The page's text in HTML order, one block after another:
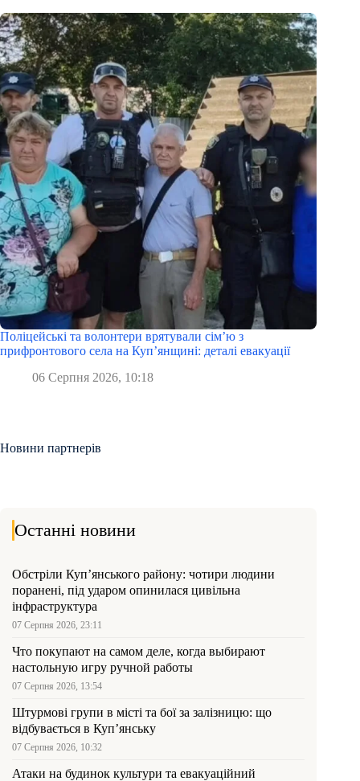
Поліцейські та волонтери врятували сім’ю з
прифронтового села на Куп’янщині: деталі евакуації
06 Серпня 2026, 10:18
Новини партнерів
Останні новини
Обстріли Куп’янського району: чотири людини
поранені, під ударом опинилася цивільна
інфраструктура
07 Серпня 2026, 23:11
Что покупают на самом деле, когда выбирают
настольную игру ручной работы
07 Серпня 2026, 13:54
Штурмові групи в місті та бої за залізницю: що
відбувається в Куп’янську
07 Серпня 2026, 10:32
Атаки на будинок культури та евакуаційний